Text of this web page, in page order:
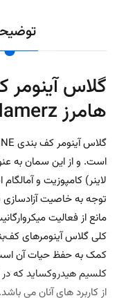
هامرز Hamerz
است. و از این سمان به
لاینر) کامپوزیت و
توجه به خاصیت آزادسازی
مانع از فعالیت
کلی گلاس آینومرهای
کمک به حفظ حیات آن
کلسیم هیدروکساید که در
از کاربرد های آنان می باشد.